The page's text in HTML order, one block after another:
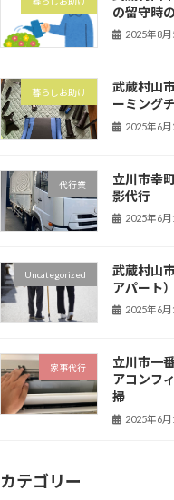
の留守時
2025年8月
暮らしお助け
武蔵村山
ーミング
2025年6月
代行業
立川市幸
影代行
2025年6月
Uncategorized
武蔵村山
アパート
2025年6月
家事代行
立川市一
アコンフ
掃
2025年6月
カテゴリー